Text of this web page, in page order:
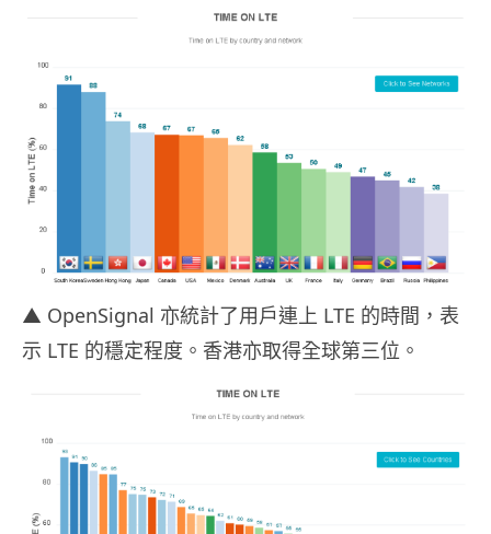
▲ OpenSignal 亦統計了用戶連上 LTE 的時間，表
示 LTE 的穩定程度。香港亦取得全球第三位。